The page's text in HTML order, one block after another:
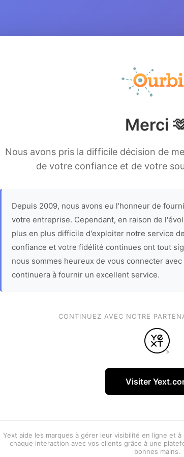
Merci
Nous avons pris la difficile décision de
de votre confiance et de votre
Depuis 2009, nous avons eu l'honneur de
votre entreprise. Cependant, en raison de
plus en plus difficile d'exploiter notre service
confiance et votre fidélité continues ont tout
nous sommes heureux de vous connecter
continuera à fournir un excellent service.
CONTINUEZ AVEC NOTRE
Visiter
Yext aide les marques à gérer leur visibilité en ligne et
chaque interaction avec vos clients grâce à une
bonnes mains.